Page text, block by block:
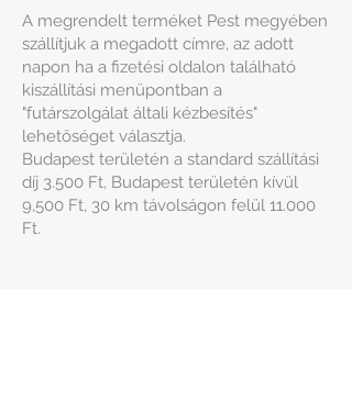
A megrendelt terméket Pest megyében
szállítjuk a megadott címre, az adott
napon ha a fizetési oldalon található
kiszállítási menüpontban a
"futárszolgálat általi kézbesítés"
lehetőséget választja.
Budapest területén a standard szállítási
díj 3.500 Ft, Budapest területén kívül
9,500 Ft, 30 km távolságon felül 11.000
Ft.